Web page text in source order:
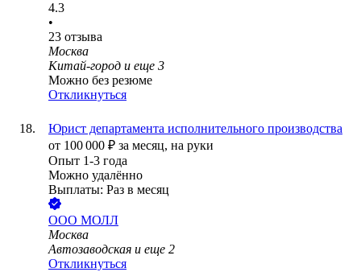
4.3
•
23 отзыва
Москва
Китай-город и еще 3
Можно без резюме
Откликнуться
Юрист департамента исполнительного производства
от 100 000 ₽ за месяц, на руки
Опыт 1-3 года
Можно удалённо
Выплаты: Раз в месяц
ООО МОЛЛ
Москва
Автозаводская и еще 2
Откликнуться